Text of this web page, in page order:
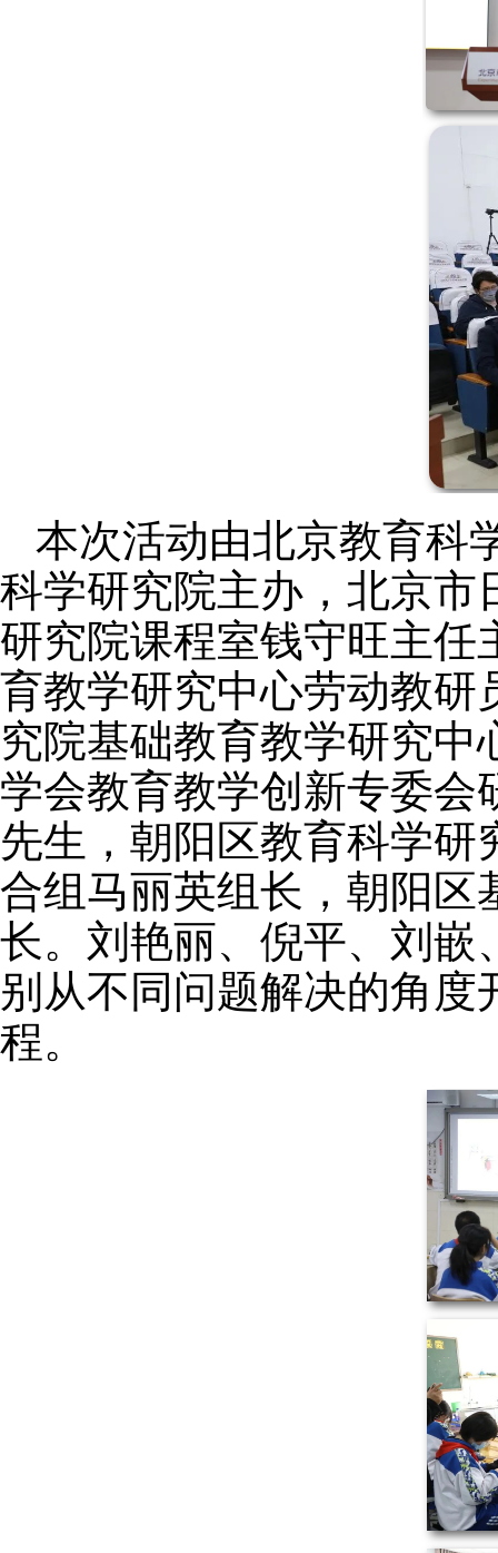
本次活动由北京教育科
科学研究院主办，北京市
研究院课程室钱守旺主任
育教学研究中心劳动教研
究院基础教育教学研究
学会教育教学创新专委会
先生，朝阳区教育科学
合组马丽英组长，朝阳区
长。刘艳丽、倪平、刘嵌
别从不同问题解决的角
程。